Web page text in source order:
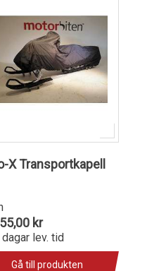
X Transportkapell
kr
lev. tid
Gå till produkten